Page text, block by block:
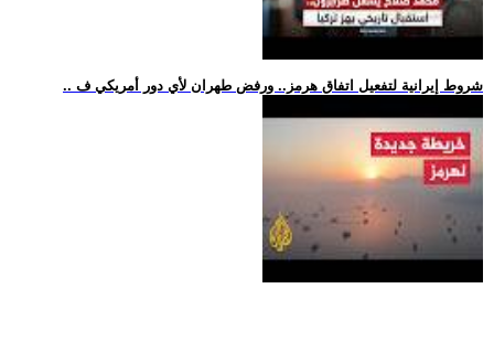
.. شروط إيرانية لتفعيل اتفاق هرمز.. ورفض طهران لأي دور أمريكي ف